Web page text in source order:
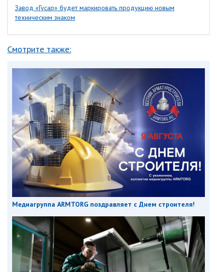
Завод «Гусар» будет маркировать продукцию новым
техническим знаком
Смотрите также:
Медиагруппа ARMTORG поздравляет с Днем строителя!